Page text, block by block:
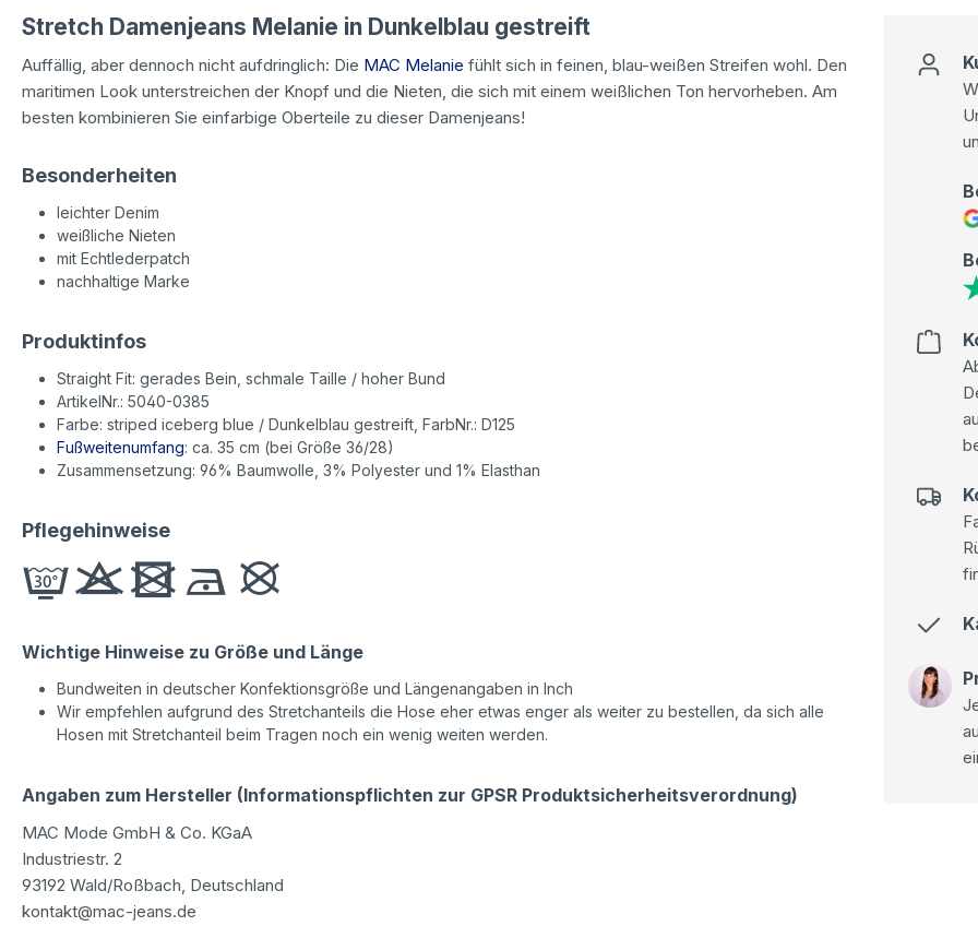
Stretch Damenjeans Melanie in Dunkelblau gestreift
Auffällig, aber dennoch nicht aufdringlich: Die MAC Melanie fühlt sich in feinen, blau-weißen Streifen wohl. Den
maritimen Look unterstreichen der Knopf und die Nieten, die sich mit einem weißlichen Ton hervorheben. Am
besten kombinieren Sie einfarbige Oberteile zu dieser Damenjeans!
Besonderheiten
leichter Denim
weißliche Nieten
mit Echtlederpatch
nachhaltige Marke
Produktinfos
Straight Fit: gerades Bein, schmale Taille / hoher Bund
ArtikelNr.: 5040-0385
Farbe: striped iceberg blue / Dunkelblau gestreift, FarbNr.: D125
Fußweitenumfang: ca. 35 cm (bei Größe 36/28)
Zusammensetzung: 96% Baumwolle, 3% Polyester und 1% Elasthan
Pflegehinweise
Wichtige Hinweise zu Größe und Länge
Bundweiten in deutscher Konfektionsgröße und Längenangaben in Inch
Wir empfehlen aufgrund des Stretchanteils die Hose eher etwas enger als weiter zu bestellen, da sich alle
Hosen mit Stretchanteil beim Tragen noch ein wenig weiten werden.
Angaben zum Hersteller (Informationspflichten zur GPSR Produktsicherheitsverordnung)
MAC Mode GmbH & Co. KGaA
Industriestr. 2
93192 Wald/Roßbach, Deutschland
kontakt@mac-jeans.de